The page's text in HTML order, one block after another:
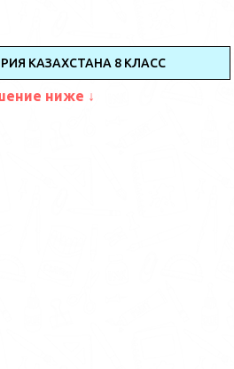
КАЗАХСТАНА 8 КЛАСС
ниже ↓